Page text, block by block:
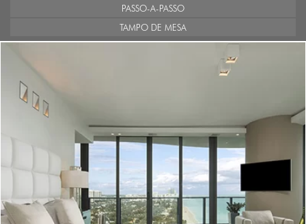
PASSO-A-PASSO
TAMPO DE MESA